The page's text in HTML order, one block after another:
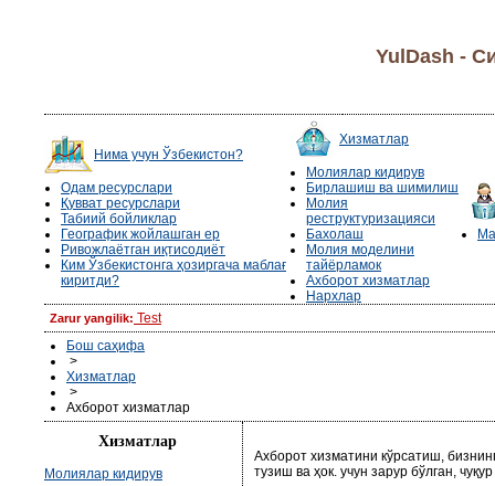
YulDash -
Нима учун Ўзбекистон?
Одам ресурслари
Қувват ресурслари
Табиий бойликлар
Географик жойлашган ер
Ривожлаётган иқтисодиёт
Ким Ўзбекистонга ҳозиргача маблағ
киритди?
Хизматлар
Молиялар кидирув
Бирлашиш ва шимилиш
Молия
реструктуризацияси
Бахолаш
Молия моделини
тайёрламок
Ахборот хизматлар
Нархлар
Zarur yangilik: Test
Бош саҳифа
>
Хизматлар
>
Ахборот хизматлар
Хизматлар
Молиялар кидирув
Ахборот хизматини кўрсатиш,
тузиш ва ҳок. учун зарур бўлган,